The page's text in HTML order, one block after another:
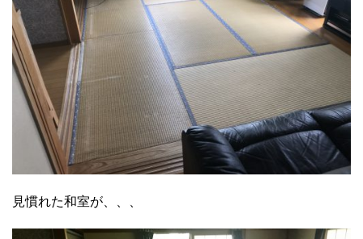
見慣れた和室が、、、